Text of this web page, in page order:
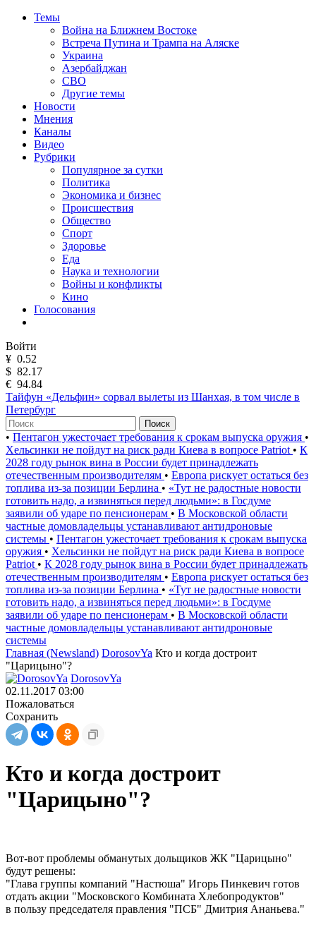
Темы
Война на Ближнем Востоке
Встреча Путина и Трампа на Аляске
Украина
Азербайджан
СВО
Другие темы
Новости
Мнения
Каналы
Видео
Рубрики
Популярное за сутки
Политика
Экономика и бизнес
Происшествия
Общество
Спорт
Здоровье
Еда
Наука и технологии
Войны и конфликты
Кино
Голосования
Войти
¥ 0.52
$ 82.17
€ 94.84
Тайфун «Дельфин» сорвал вылеты из Шанхая, в том числе в
Петербург
Поиск
• Пентагон ужесточает требования к срокам выпуска оружия •
Хельсинки не пойдут на риск ради Киева в вопросе Patriot • К
2028 году рынок вина в России будет принадлежать
отечественным производителям • Европа рискует остаться без
топлива из-за позиции Берлина • «Тут не радостные новости
готовить надо, а извиняться перед людьми»: в Госдуме
заявили об ударе по пенсионерам • В Московской области
частные домовладельцы устанавливают антидроновые
системы • Пентагон ужесточает требования к срокам выпуска
оружия • Хельсинки не пойдут на риск ради Киева в вопросе
Patriot • К 2028 году рынок вина в России будет принадлежать
отечественным производителям • Европа рискует остаться без
топлива из-за позиции Берлина • «Тут не радостные новости
готовить надо, а извиняться перед людьми»: в Госдуме
заявили об ударе по пенсионерам • В Московской области
частные домовладельцы устанавливают антидроновые
системы
Главная (Newsland) DorosovYa Кто и когда достроит
"Царицыно"?
DorosovYa
02.11.2017 03:00
Пожаловаться
Сохранить
Кто и когда достроит
"Царицыно"?
Вот-вот проблемы обманутых дольщиков ЖК "Царицыно"
будут решены:
"Глава группы компаний "Настюша" Игорь Пинкевич готов
отдать акции "Московского Комбината Хлебопродуктов"
в пользу председателя правления "ПСБ" Дмитрия Ананьева."